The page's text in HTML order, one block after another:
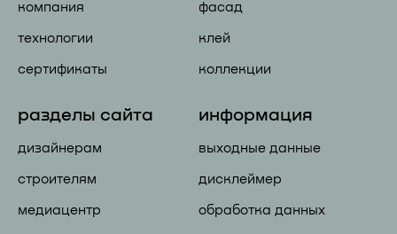
компания
технологии
сертификаты
фасад
клей
коллекции
разделы сайта
дизайнерам
строителям
медиацентр
информация
выходные данные
дисклеймер
обработка данных